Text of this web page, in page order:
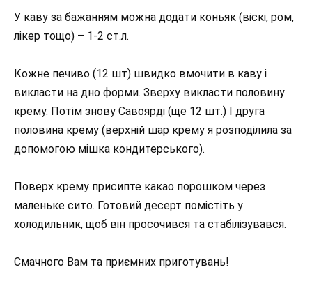
У каву за бажанням можна додати коньяк (віскі, ром,
лікер тощо) – 1-2 ст.л.
Кожне печиво (12 шт) швидко вмочити в каву і
викласти на дно форми. Зверху викласти половину
крему. Потім знову Савоярді (ще 12 шт.) І друга
половина крему (верхній шар крему я розподілила за
допомогою мішка кондитерського).
Поверх крему присипте какао порошком через
маленьке сито. Готовий десерт помістіть у
холодильник, щоб він просочився та стабілізувався.
Смачного Вам та приємних приготувань!